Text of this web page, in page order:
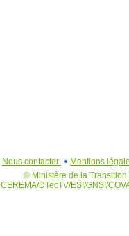
Nous contacter
Mentions
© Ministère de la
CEREMA/DTecTV/ESI/GNSI/